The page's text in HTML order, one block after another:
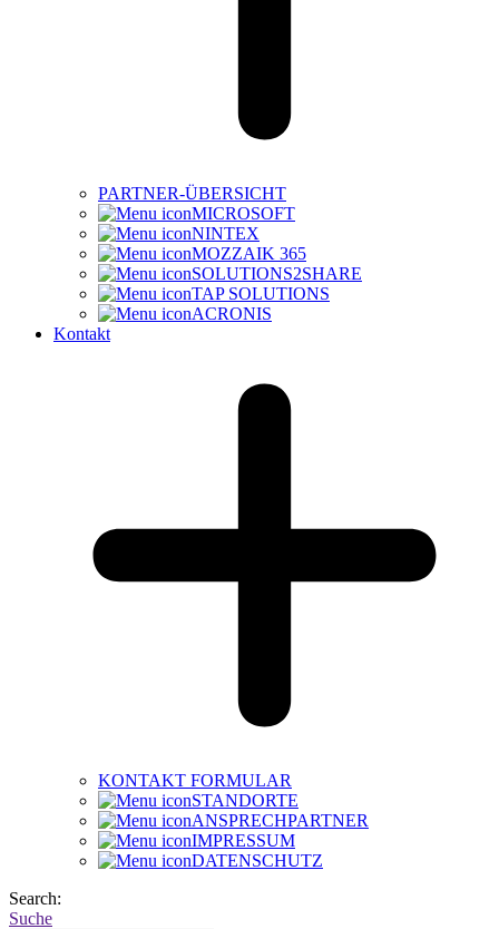
PARTNER-ÜBERSICHT
MICROSOFT
NINTEX
MOZZAIK 365
SOLUTIONS2SHARE
TAP SOLUTIONS
ACRONIS
Kontakt
KONTAKT FORMULAR
STANDORTE
ANSPRECHPARTNER
IMPRESSUM
DATENSCHUTZ
Search:
Suche